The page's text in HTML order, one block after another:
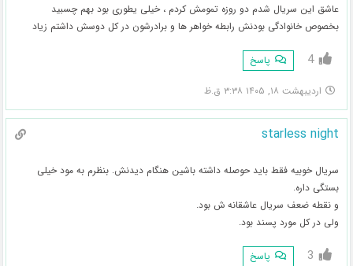
عاشق این سریال شدم دو روزه تمومش کردم ، خیلی یطوری بود بهم چسبید
بخصوص خانوادگی بودنش رابطه خواهر ها و برادرشون در کل دوسش داشتم زیاد
4 پاسخ
اردیبهشت ۱۸, ۱۴۰۵ ۳:۳۸ ق.ظ
starless night
سریال خوبیه فقط باید حوصله داشته باشین هنگام دیدنش. بنظرم به مود خیلی
بستگی داره.
و نقطه ضعف سریال عاشقانه ش بود.
ولی در کل مورد پسند بود.
3 پاسخ